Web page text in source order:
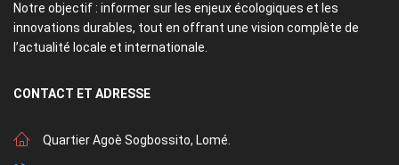
Notre objectif : informer sur les enjeux écologiques et les
innovations durables, tout en offrant une vision complète de
l’actualité locale et internationale.
CONTACT ET ADRESSE
Quartier Agoè Sogbossito, Lomé.